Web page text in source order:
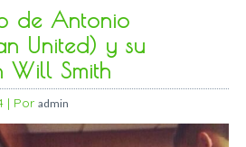
de Antonio
United) y su
Will Smith
| Por admin